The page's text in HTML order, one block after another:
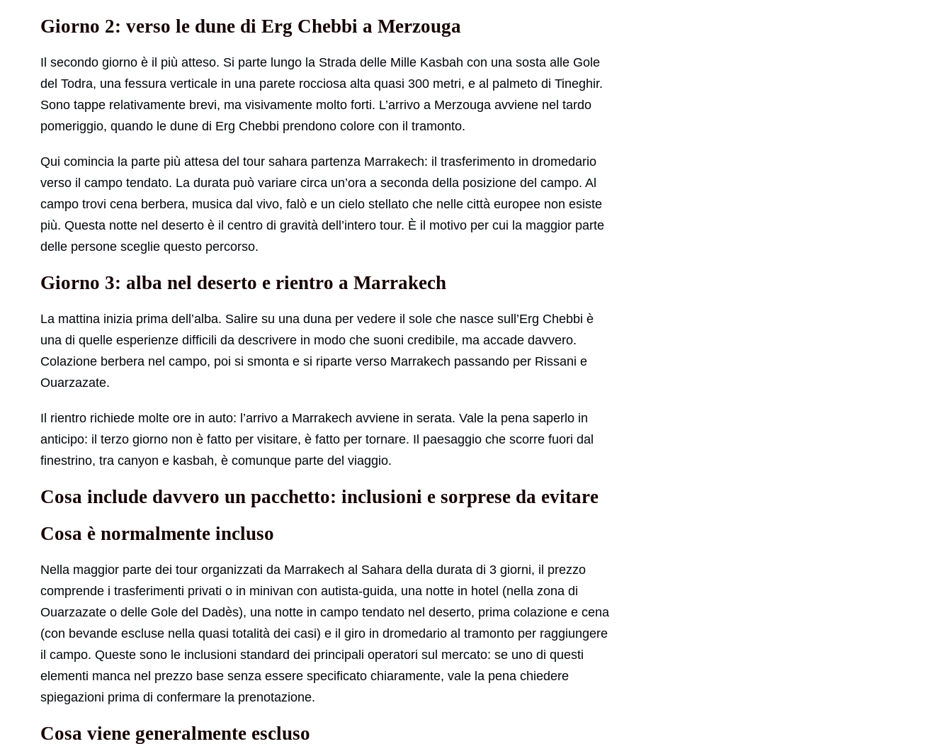
Giorno 2: verso le dune di Erg Chebbi a Merzouga
Il secondo giorno è il più atteso. Si parte lungo la Strada delle Mille Kasbah con una sosta alle Gole
del Todra, una fessura verticale in una parete rocciosa alta quasi 300 metri, e al palmeto di Tineghir.
Sono tappe relativamente brevi, ma visivamente molto forti. L’arrivo a Merzouga avviene nel tardo
pomeriggio, quando le dune di Erg Chebbi prendono colore con il tramonto.
Qui comincia la parte più attesa del tour sahara partenza Marrakech: il trasferimento in dromedario
verso il campo tendato. La durata può variare circa un’ora a seconda della posizione del campo. Al
campo trovi cena berbera, musica dal vivo, falò e un cielo stellato che nelle città europee non esiste
più. Questa notte nel deserto è il centro di gravità dell’intero tour. È il motivo per cui la maggior parte
delle persone sceglie questo percorso.
Giorno 3: alba nel deserto e rientro a Marrakech
La mattina inizia prima dell’alba. Salire su una duna per vedere il sole che nasce sull’Erg Chebbi è
una di quelle esperienze difficili da descrivere in modo che suoni credibile, ma accade davvero.
Colazione berbera nel campo, poi si smonta e si riparte verso Marrakech passando per Rissani e
Ouarzazate.
Il rientro richiede molte ore in auto: l’arrivo a Marrakech avviene in serata. Vale la pena saperlo in
anticipo: il terzo giorno non è fatto per visitare, è fatto per tornare. Il paesaggio che scorre fuori dal
finestrino, tra canyon e kasbah, è comunque parte del viaggio.
Cosa include davvero un pacchetto: inclusioni e sorprese da evitare
Cosa è normalmente incluso
Nella maggior parte dei tour organizzati da Marrakech al Sahara della durata di 3 giorni, il prezzo
comprende i trasferimenti privati o in minivan con autista-guida, una notte in hotel (nella zona di
Ouarzazate o delle Gole del Dadès), una notte in campo tendato nel deserto, prima colazione e cena
(con bevande escluse nella quasi totalità dei casi) e il giro in dromedario al tramonto per raggiungere
il campo. Queste sono le inclusioni standard dei principali operatori sul mercato: se uno di questi
elementi manca nel prezzo base senza essere specificato chiaramente, vale la pena chiedere
spiegazioni prima di confermare la prenotazione.
Cosa viene generalmente escluso